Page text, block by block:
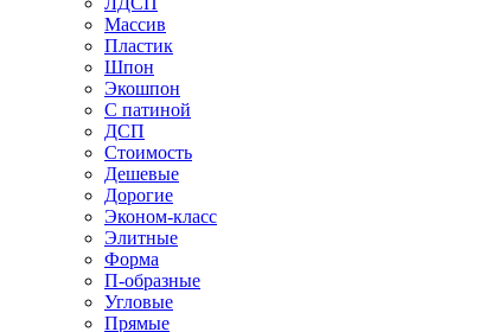
Массив
Пластик
Шпон
Экошпон
С патиной
ДСП
Стоимость
Дешевые
Дорогие
Эконом-класс
Элитные
Форма
П-образные
Угловые
Прямые